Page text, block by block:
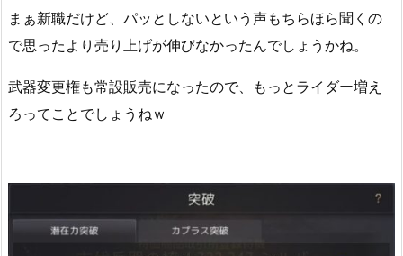
まぁ新職だけど、パッとしないという声もちらほら聞くの
で思ったより売り上げが伸びなかったんでしょうかね。
武器変更権も常設販売になったので、もっとライダー増え
ろってことでしょうねｗ